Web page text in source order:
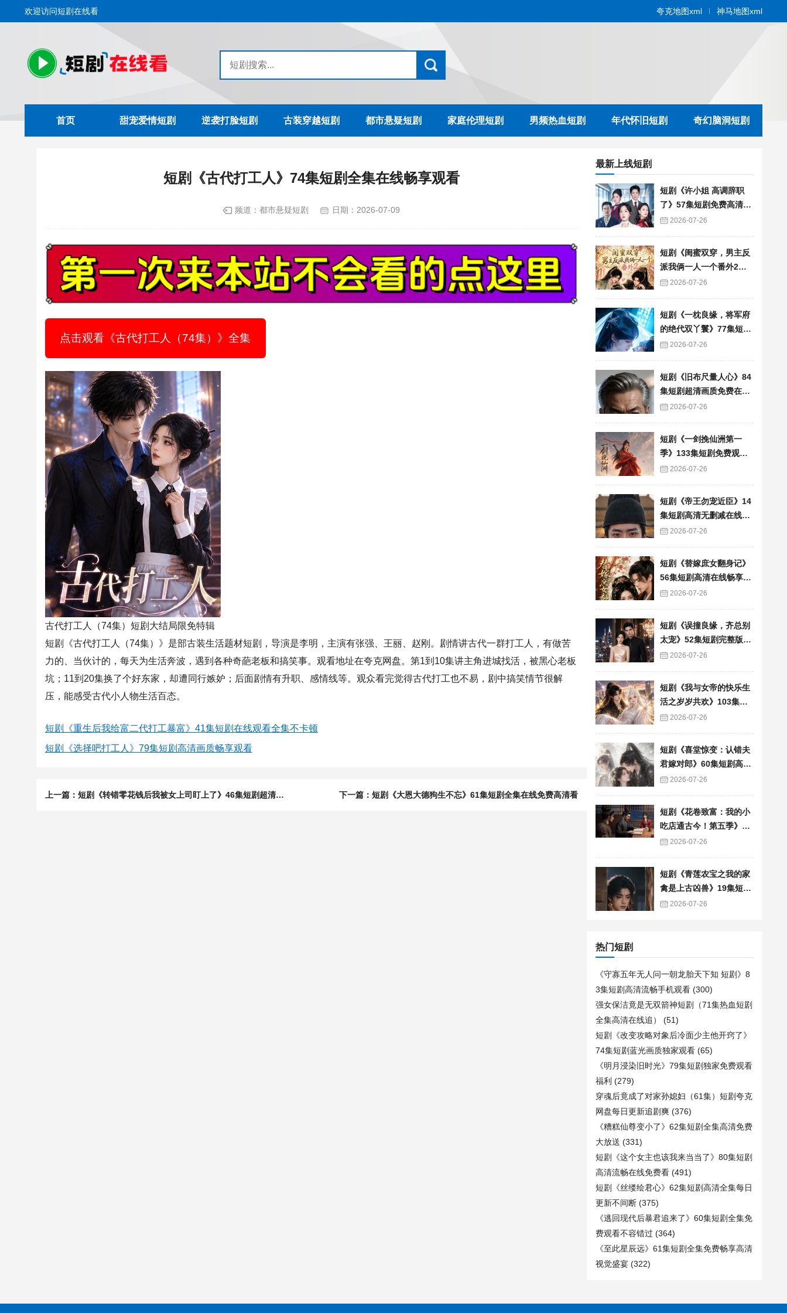
欢迎访问短剧在线看 夸克地图xml 神马地图xml
首页 甜宠爱情短剧 逆袭打脸短剧 古装穿越短剧 都市悬疑短剧 家庭伦理短剧 男频热血短剧 年代怀旧短剧 奇幻脑洞短剧
短剧《古代打工人》74集短剧全集在线畅享观看
频道： 都市悬疑短剧 日期： 2026-07-09
点击观看《古代打工人（74集）》全集
古代打工人（74集）短剧大结局限免特辑
短剧《古代打工人（74集）》是部古装生活题材短剧，导演是李明，主演有张强、王丽、赵刚。剧情讲古代一群打工人，有做苦
力的、当伙计的，每天为生活奔波，遇到各种奇葩老板和搞笑事。观看地址在夸克网盘。第1到10集讲主角进城找活，被黑心老板
坑；11到20集换了个好东家，却遭同行嫉妒；后面剧情有升职、感情线等。观众看完觉得古代打工也不易，剧中搞笑情节很解
压，能感受古代小人物生活百态。
短剧《重生后我给富二代打工暴富》41集短剧在线观看全集不卡顿
短剧《选择吧打工人》79集短剧高清画质畅享观看
上一篇：短剧《转错零花钱后我被女上司盯上了》46集短剧超清画质畅享全集 下一篇：短剧《大恩大德狗生不忘》61集短剧全集在线免费高清看
最新上线短剧
短剧《许小姐 高调辞职
了》57集短剧免费高清在
线播放
2026-07-26
短剧《闺蜜双穿，男主反
派我俩一人一个番外2》6
0集短剧高清完整版免费
2026-07-26
短剧《一枕良缘，将军府
的绝代双丫鬟》77集短剧
完整版免费畅享
2026-07-26
短剧《旧布尺量人心》84
集短剧超清画质免费在线
追 2026-07-26
短剧《一剑挽仙洲第一
季》133集短剧免费观看
完整版资源
2026-07-26
短剧《帝王勿宠近臣》14
集短剧高清无删减在线观
看 2026-07-26
短剧《替嫁庶女翻身记》
56集短剧高清在线畅享全
集 2026-07-26
短剧《误撞良缘，齐总别
太宠》52集短剧完整版免
费畅享观看
2026-07-26
短剧《我与女帝的快乐生
活之岁岁共欢》103集短
剧全集在线畅快看
2026-07-26
短剧《喜堂惊变：认错夫
君嫁对郎》60集短剧高清
全集在线速看
2026-07-26
短剧《花卷致富：我的小
吃店通古今！第五季》90
集短剧免费追剧全集资源
2026-07-26
短剧《青莲农宝之我的家
禽是上古凶兽》19集短剧
免费在线观看全集
2026-07-26
热门短剧
《守寡五年无人问一朝龙胎天下知 短剧》8
3集短剧高清流畅手机观看 (300)
强女保洁竟是无双箭神短剧（71集热血短剧
全集高清在线追）
(51)
短剧《改变攻略对象后冷面少主他开窍了》
74集短剧蓝光画质独家观看 (65)
《明月浸染旧时光》79集短剧独家免费观看
福利 (279)
穿魂后竟成了对家孙媳妇（61集）短剧夸克
网盘每日更新追剧爽 (376)
《糟糕仙尊变小了》62集短剧全集高清免费
大放送 (331)
短剧《这个女主也该我来当当了》80集短剧
高清流畅在线免费看 (491)
短剧《丝缕绘君心》62集短剧高清全集每日
更新不间断 (375)
《逃回现代后暴君追来了》60集短剧全集免
费观看不容错过 (364)
《至此星辰远》61集短剧全集免费畅享高清
视觉盛宴 (322)